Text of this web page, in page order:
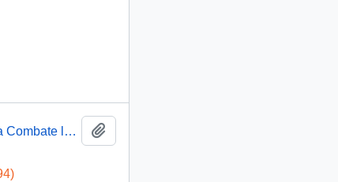
Presidente Aylwin asiste al Seminario La Democracia Combate la Corrupción: video